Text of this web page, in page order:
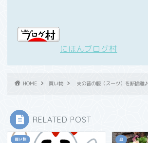
にほんブログ村
HOME 買い物 夫の昔の服（スーツ）を断捨離♪
RELATED POST
買い物 庭